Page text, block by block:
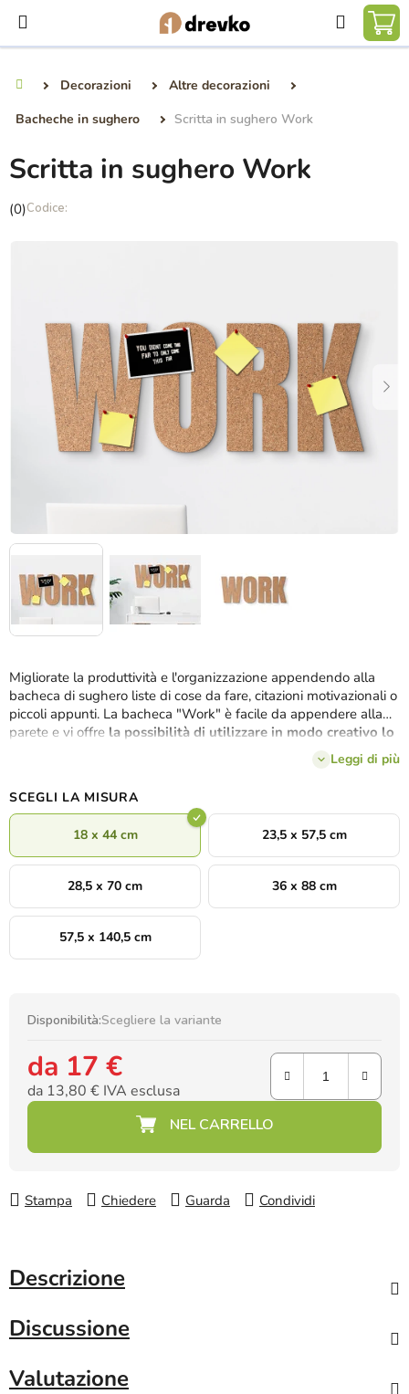
contenuto
Ricerca
Decorazioni
Altre decorazioni
Bacheche in sughero
Scritta in sughero Work
Migliorate la produttività e l'organizzazione appendendo alla
bacheca di sughero liste di cose da fare, citazioni motivazionali o
piccoli appunti. La bacheca "Work" è facile da appendere alla
parete e vi offre la possibilità di utilizzare in modo creativo lo
Leggi di più
SCEGLI LA MISURA
18 x 44 cm 23,5 x 57,5 cm
28,5 x 70 cm 36 x 88 cm
57,5 x 140,5 cm
Disponibilità:Scegliere la variante
da 17 €
da 13,80 € IVA esclusa
Prezzo della misura:
Stampa Chiedere Guarda Condividi
Scritta in sughero Work
La
(0)
Descrizione
Discussione
Valutazione